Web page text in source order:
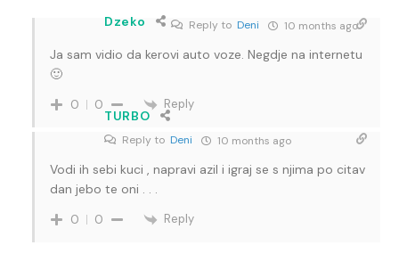
Dzeko Reply to Deni 10 months ago
Ja sam vidio da kerovi auto voze. Negdje na internetu
🙂
0 0 Reply
TURBO
Reply to Deni 10 months ago
Vodi ih sebi kuci , napravi azil i igraj se s njima po citav
dan jebo te oni . . .
0 0 Reply